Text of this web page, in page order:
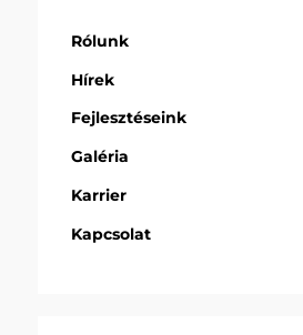
Rólunk
Hírek
Fejlesztéseink
Galéria
Karrier
Kapcsolat